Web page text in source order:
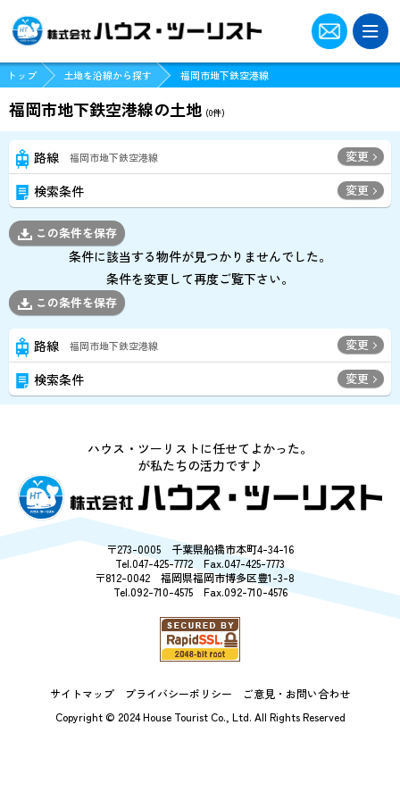
ツーリストクラブに登録
ログイン
パスワードをお忘れの方はこちら
現地販売会･オープンハウス物件一覧
船橋店でお探しの方
博多店でお探しの方
スタッフ紹介
今週のチラシ
売却相談
会社案内
トップ 土地を沿線から探す 福岡市地下鉄空港線
福岡市地下鉄空港線の土地 (0件)
路線 福岡市地下鉄空港線 変更
検索条件 変更
この条件を保存
条件に該当する物件が見つかりませんでした。
条件を変更して再度ご覧下さい。
この条件を保存
路線 福岡市地下鉄空港線 変更
検索条件 変更
ハウス・ツーリストに任せてよかった。
が私たちの活力です♪
〒273-0005 千葉県船橋市本町4-34-16
Tel.047-425-7772 Fax.047-425-7773
〒812-0042 福岡県福岡市博多区豊1-3-8
Tel.092-710-4575 Fax.092-710-4576
Copyright © 2024 House Tourist Co., Ltd. All Rights Reserved
サイトマップ プライバシーポリシー ご意見・お問い合わせ